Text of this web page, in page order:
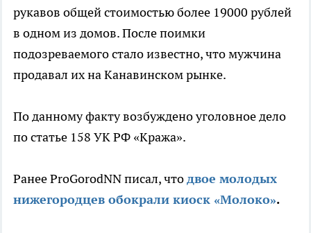
рукавов общей стоимостью более 19000 рублей
в одном из домов. После поимки
подозреваемого стало известно, что мужчина
продавал их на Канавинском рынке.
По данному факту возбуждено уголовное дело
по статье 158 УК РФ «Кража».
Ранее ProGorodNN писал, чтодвое молодых
нижегородцев обокрали киоск «Молоко».